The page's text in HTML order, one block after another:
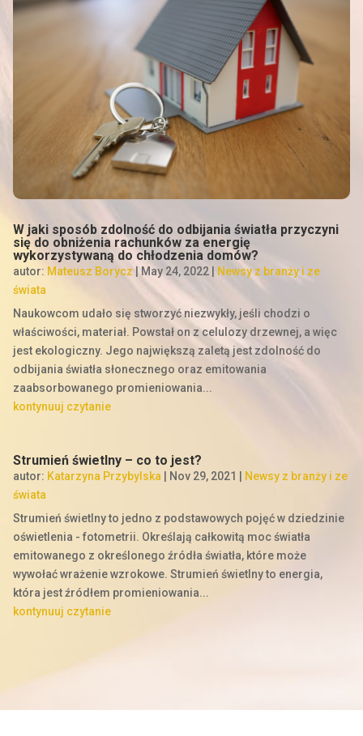
W jaki sposób zdolność do odbijania światła przyczyni
się do obniżenia rachunków za energię
wykorzystywaną do chłodzenia domów?
autor: Mateusz Borycz | May 24, 2022| Newsy z branży i ze
świata
Naukowcom udało się stworzyć niezwykły, jeśli chodzi o
właściwości, materiał. Powstał on z celulozy drzewnej, a więc
jest ekologiczny. Jego największą zaletą jest zdolność do
odbijania światła słonecznego oraz emitowania
zaabsorbowanego promieniowania...
kontynuuj czytanie
Strumień świetlny – co to jest?
autor: Katarzyna Przybylska| Nov 29, 2021
Newsy z branży i ze
świata
Strumień świetlny to jedno z podstawowych pojęć w dziedzinie
oświetlenia - fotometrii. Określają całkowitą moc światła
emitowanego z określonego źródła światła, które może
wywołać wrażenie wzrokowe. Strumień świetlny to energia,
która jest źródłem promieniowania...
kontynuuj czytanie